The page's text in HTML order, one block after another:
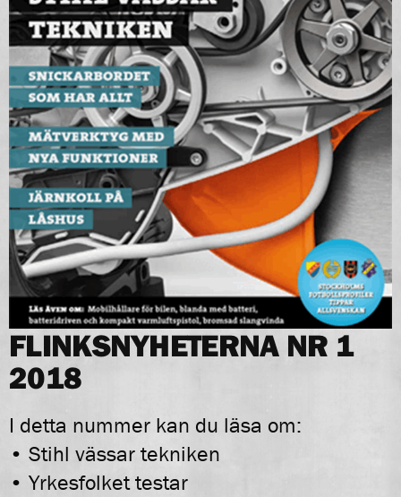
FLINKSNYHETERNA NR 1
2018
I detta nummer kan du läsa om:
• Stihl vässar tekniken
• Yrkesfolket testar